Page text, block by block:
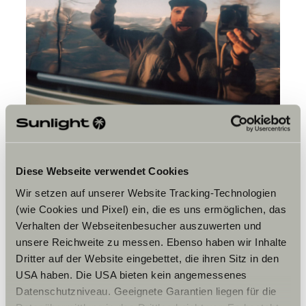
Diese Webseite verwendet Cookies
Wir setzen auf unserer Website Tracking-Technologien
(wie Cookies und Pixel) ein, die es uns ermöglichen, das
Verhalten der Webseitenbesucher auszuwerten und
unsere Reichweite zu messen. Ebenso haben wir Inhalte
Dritter auf der Website eingebettet, die ihren Sitz in den
USA haben. Die USA bieten kein angemessenes
Datenschutzniveau. Geeignete Garantien liegen für die
Tu es plutôt du genre à
planifier ou à improviser ?
Je pars avec un plan, même s’il n’est pas détaillé. Je sais